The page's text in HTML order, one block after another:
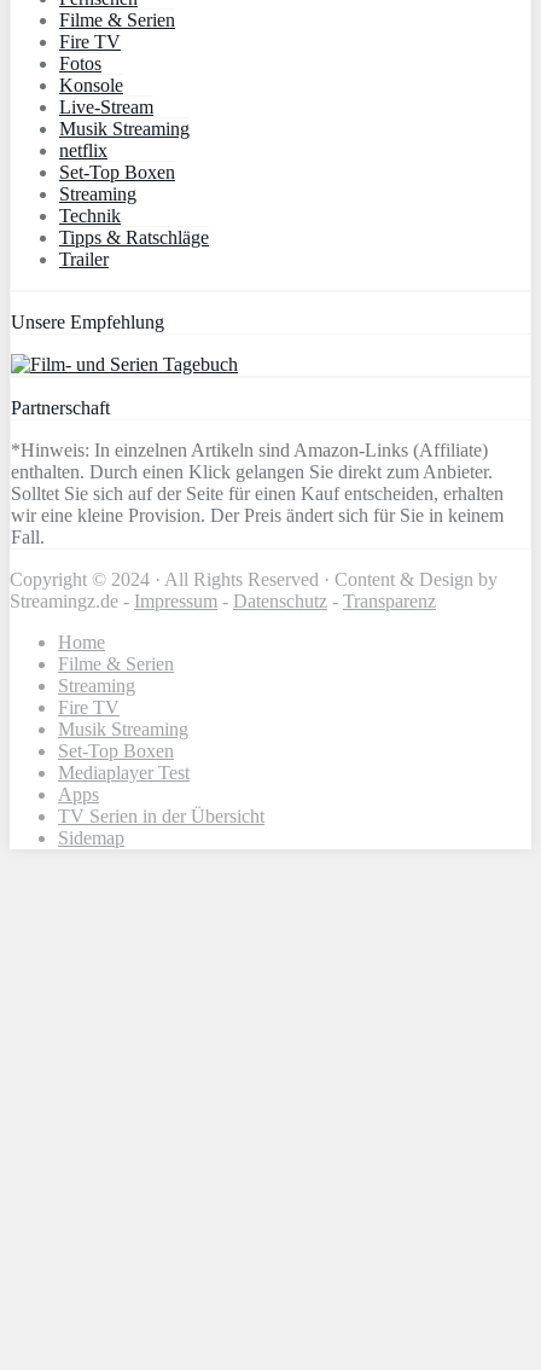
Filme & Serien
Fire TV
Fotos
Konsole
Live-Stream
Musik Streaming
netflix
Set-Top Boxen
Streaming
Technik
Tipps & Ratschläge
Trailer
Unsere Empfehlung
Partnerschaft
*Hinweis: In einzelnen Artikeln sind Amazon-Links (Affiliate)
enthalten. Durch einen Klick gelangen Sie direkt zum Anbieter.
Solltet Sie sich auf der Seite für einen Kauf entscheiden, erhalten
wir eine kleine Provision. Der Preis ändert sich für Sie in keinem
Fall.
Copyright © 2024 · All Rights Reserved · Content & Design by
Streamingz.de - Impressum - Datenschutz - Transparenz
Home
Filme & Serien
Streaming
Fire TV
Musik Streaming
Set-Top Boxen
Mediaplayer Test
Apps
TV Serien in der Übersicht
Sidemap